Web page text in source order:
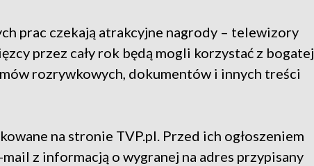
prac czekają atrakcyjne nagrody – telewizory
przez cały rok będą mogli korzystać z bogatej
rozrywkowych, dokumentów i innych treści
na stronie TVP.pl. Przed ich ogłoszeniem
z informacją o wygranej na adres przypisany